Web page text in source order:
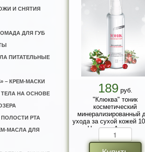
И СНЯТИЯ
ДЛЯ ГУБ
ПИТАТЕЛЬНЫЕ
– КРЕМ-МАСКИ
НА ОСНОВЕ
РТА
МАСЛА ДЛЯ
189руб.
"Клюква" тоник
косметический
минерализированный
ухода за сухой кожей
Царство Ароматов